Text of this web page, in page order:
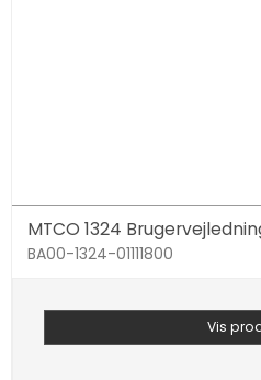
MTCO 1324
BA00-1324-01111800
Vis